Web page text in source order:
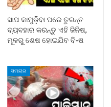
ସାପ କାମୁଡ଼ିବା ପରେ ତୁରନ୍ତ
ବ୍ୟବହାର କରନ୍ତୁ ଏହି ଜିନିଷ,
ମୂଳରୁ ଶେଷ ହୋଇଯିବ ବି-ଷ
ସମାଚାର